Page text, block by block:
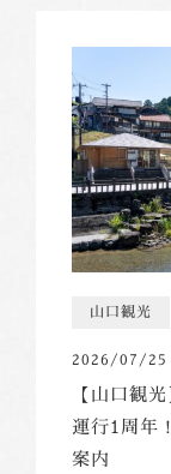
山口観光
2026/07/25
【山口観
運行1周年
案内